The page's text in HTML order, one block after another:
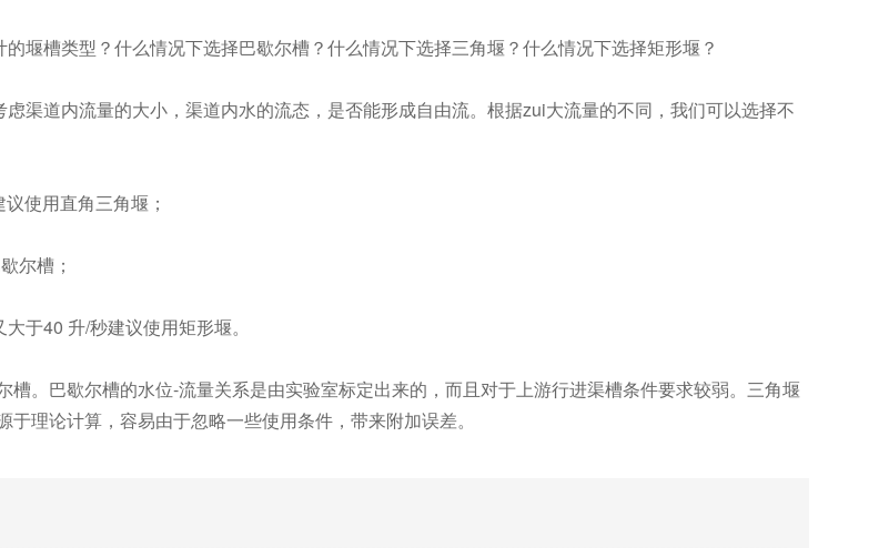
堰槽类型？什么情况下选择巴歇尔槽？什么情况下选择三角堰？什么情况下选择矩形堰？
渠道内流量的大小，渠道内水的流态，是否能形成自由流。根据zui大流量的不同，我们可以选择不
使用直角三角堰；
尔槽；
于40 升/秒建议使用矩形堰。
。巴歇尔槽的水位-流量关系是由实验室标定出来的，而且对于上游行进渠槽条件要求较弱。三角堰
理论计算，容易由于忽略一些使用条件，带来附加误差。